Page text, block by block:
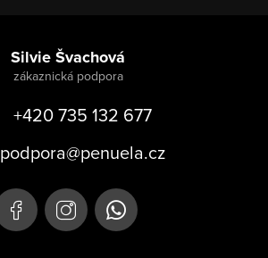
Silvie Švachová
+420 735 132 677
podpora@penuela.cz